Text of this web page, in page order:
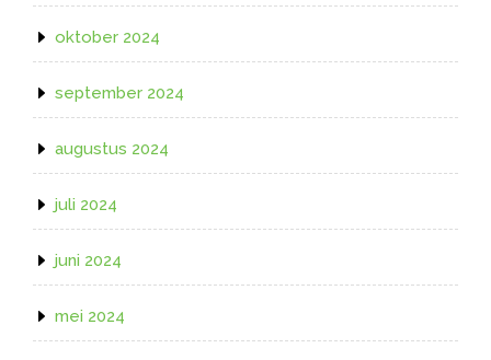
oktober 2024
september 2024
augustus 2024
juli 2024
juni 2024
mei 2024